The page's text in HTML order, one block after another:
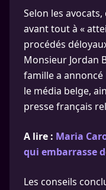
Selon les
avant tout à «
procédés
Monsieur Jordan
famille a
le média belge,
presse français
A lire : Maria
qui embarrasse
Les conseils